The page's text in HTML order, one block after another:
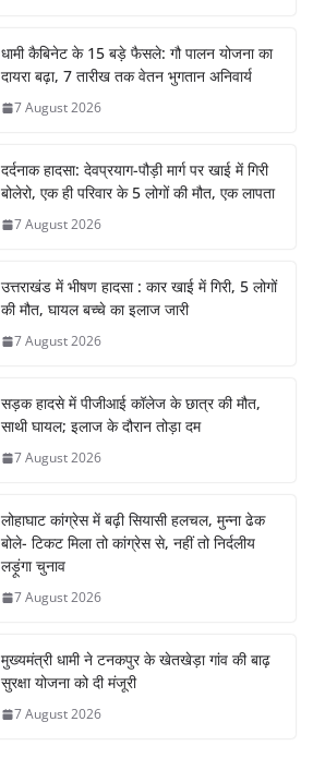
धामी कैबिनेट के 15 बड़े फैसले: गौ पालन योजना का
दायरा बढ़ा, 7 तारीख तक वेतन भुगतान अनिवार्य
7 August 2026
दर्दनाक हादसा: देवप्रयाग-पौड़ी मार्ग पर खाई में गिरी
बोलेरो, एक ही परिवार के 5 लोगों की मौत, एक लापता
7 August 2026
उत्तराखंड में भीषण हादसा : कार खाई में गिरी, 5 लोगों
की मौत, घायल बच्चे का इलाज जारी
7 August 2026
सड़क हादसे में पीजीआई कॉलेज के छात्र की मौत,
साथी घायल; इलाज के दौरान तोड़ा दम
7 August 2026
लोहाघाट कांग्रेस में बढ़ी सियासी हलचल, मुन्ना ढेक
बोले- टिकट मिला तो कांग्रेस से, नहीं तो निर्दलीय
लड़ूंगा चुनाव
7 August 2026
मुख्यमंत्री धामी ने टनकपुर के खेतखेड़ा गांव की बाढ़
सुरक्षा योजना को दी मंजूरी
7 August 2026